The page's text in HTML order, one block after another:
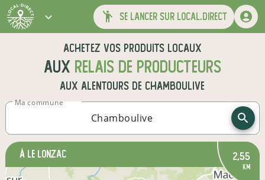
se lancer sur local.direct
Achetez vos produits locaux
aux relais de producteurs
aux alentours de Chamboulive
Ma commune
à Le Lonzac 2,55
km